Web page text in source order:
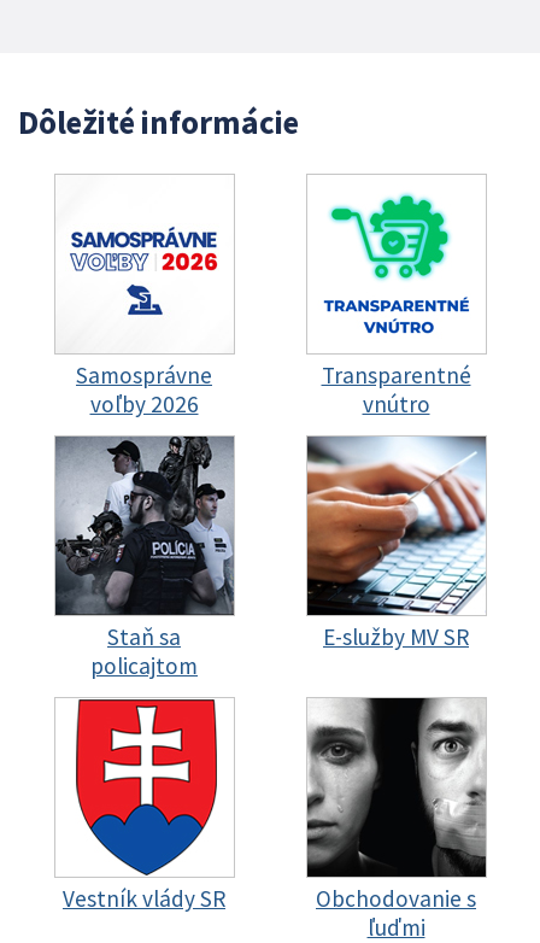
Dôležité informácie
Samosprávne
voľby 2026
Transparentné
vnútro
Staň sa
policajtom
E-služby MV SR
Vestník vlády SR
Obchodovanie s
ľuďmi